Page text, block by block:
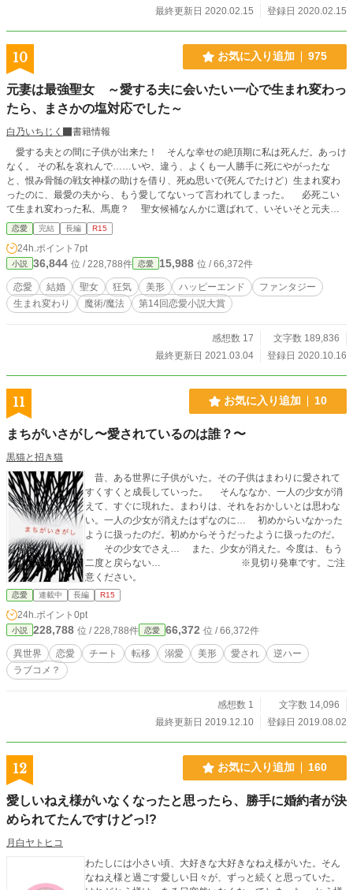
最終更新日 2020.02.15
登録日 2020.02.15
10 お気に入り追加 975
元妻は最強聖女 ～愛する夫に会いたい一心で生まれ変わっ
たら、まさかの塩対応でした～
白乃いちじく
書籍情報
愛する夫との間に子供が出来た！ そんな幸せの絶頂期に私は死んだ。あっけ
なく。 その私を哀れんで……いや、違う、よくも一人勝手に死にやがったな
と、恨み骨髄の戦女神様の助けを借り、死ぬ思いで(死んでたけど）生まれ変わ
ったのに、最愛の夫から、もう愛してないって言われてしまった。 必死こい
て生まれ変わった私、馬鹿？ 聖女候補なんかに選ばれて、いそいそと元夫が
いる場所まで来たけれど、もういいや……。そう思ったけど、ここにいると、お
腹いっぱいご飯が食べられるから、できるだけ長居しよう。そう思って居座って
いたら、今度は救世主様に祭り上げられました。知らないよ、もう。 ＊＊＊第1
4回恋愛小説大賞にエントリーしております。応援していただけると嬉しいです
＊＊＊
恋愛 完結 長編 R15
24h.ポイント 7pt
小説 36,844 位 / 228,788件 恋愛 15,988 位 / 66,372件
恋愛 結婚 聖女 狂気 美形 ハッピーエンド
ファンタジー
生まれ変わり
魔術/魔法 第14回恋愛小説大賞
感想数 17
文字数 189,836
最終更新日 2021.03.04
登録日 2020.10.16
11 お気に入り追加 10
まちがいさがし〜愛されているのは誰？〜
黒猫と招き猫
昔、ある世界に子供がいた。その子供はまわりに愛されて
すくすくと成長していった。 そんななか、一人の少女が消
えて、すぐに現れた。まわりは、それをおかしいとは思わな
い。一人の少女が消えたはずなのに… 初めからいなかった
ように扱ったのだ。初めからそうだったように扱ったのだ。
その少女でさえ… また、少女が消えた。今度は、もう
二度と戻らない… ※見切り発車です。ご注
意ください。
恋愛 連載中 長編 R15
24h.ポイント 0pt
小説 228,788 位 / 228,788件 恋愛 66,372 位 / 66,372件
異世界 恋愛 チート 転移 溺愛 美形 愛され
逆ハー
ラブコメ？
感想数 1
文字数 14,096
最終更新日 2019.12.10
登録日 2019.08.02
12 お気に入り追加 160
愛しいねえ様がいなくなったと思ったら、勝手に婚約者が決
められてたんですけどっ!?
月白ヤトヒコ
わたしには小さい頃、大好きな大好きなねえ様がいた。そん
なねえ様と過ごす愛しい日々が、ずっと続くと思っていた。